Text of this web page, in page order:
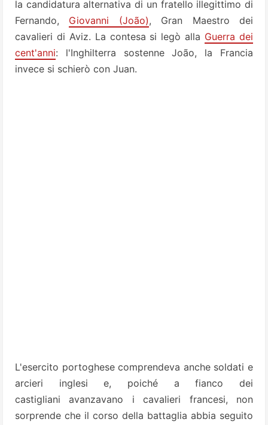
la candidatura alternativa di un fratello illegittimo di
Fernando, Giovanni (João), Gran Maestro dei
cavalieri di Aviz. La contesa si legò alla Guerra dei
cent'anni: l'Inghilterra sostenne João, la Francia
invece si schierò con Juan.
L'esercito portoghese comprendeva anche soldati e
arcieri inglesi e, poiché a fianco dei
castigliani avanzavano i cavalieri francesi, non
sorprende che il corso della battaglia abbia seguito